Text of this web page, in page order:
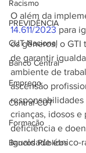
Racismo
PREVIDÊNCIA
CUT Nacional
Banco Central
Emprego
Contraf-CUT
Formação
Bancos Públicos
O além da
14.611/2023 para
os gêneros, o
de garantir
ambiente de
ascensão
crianças, idosos e
deficiência e
igualdade étnico-